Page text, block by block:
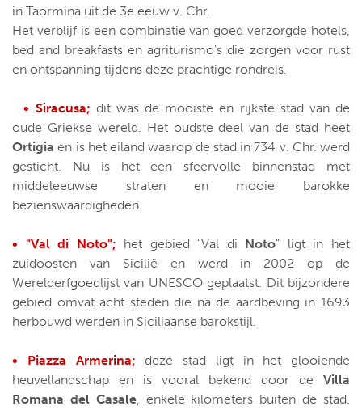
in Taormina uit de 3e eeuw v. Chr.
Het verblijf is een combinatie van goed verzorgde hotels,
bed and breakfasts en agriturismo's die zorgen voor rust
en ontspanning tijdens deze prachtige rondreis.
• Siracusa; dit was de mooiste en rijkste stad van de
oude Griekse wereld. Het oudste deel van de stad heet
Ortigiaen is het eiland waarop de stad in 734 v. Chr. werd
gesticht. Nu is het een sfeervolle binnenstad met
middeleeuwse straten en mooie barokke
bezienswaardigheden.
• "Val di Noto"; het gebied "Val di Noto" ligt in het
zuidoosten van Sicilië en werd in 2002 op de
Werelderfgoedlijst van UNESCO geplaatst. Dit bijzondere
gebied omvat acht steden die na de aardbeving in 1693
herbouwd werden in Siciliaanse barokstijl.
• Piazza Armerina; deze stad ligt in het glooiende
heuvellandschap en is vooral bekend door de Villa
Romana del Casale, enkele kilometers buiten de stad.